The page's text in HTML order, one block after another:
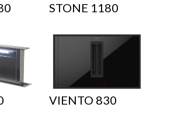
STONE 1180
VIENTO 830